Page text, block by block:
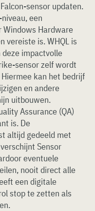
sensor updaten.
een
Hardware
vereiste is. WHQL is
impactvolle
sensor zelf wordt
kan het bedrijf
en andere
uitbouwen.
Assurance (QA)
is. De
altijd gedeeld met
Sensor
eventuele
nooit direct alle
een digitale
stop te zetten als